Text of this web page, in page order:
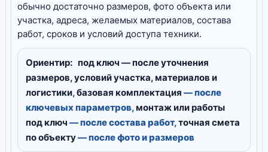
обычно достаточно размеров, фото объекта или
участка, адреса, желаемых материалов, состава
работ, сроков и условий доступа техники.
Ориентир: под ключ — после уточнения
размеров, условий участка, материалов и
логистики,базовая комплектация — после
ключевых параметров,монтаж или работы
под ключ — после состава работ,точная смета
по объекту— после фото и размеров